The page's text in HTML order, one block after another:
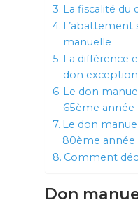
La fiscalité du
L’abattement
manuelle
La différence
don
Le don
65ème année
Le don
80ème année
Comment
Don